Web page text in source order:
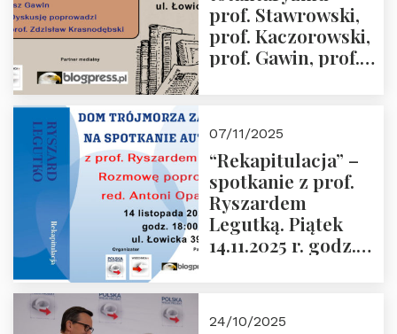
godz. 18:00.
prof. Stawrowski,
prof. Kaczorowski,
prof. Gawin, prof.
07/11/2025
“Rekapitulacja” –
spotkanie z prof.
Ryszardem
Legutką. Piątek
14.11.2025 r. godz.
24/10/2025